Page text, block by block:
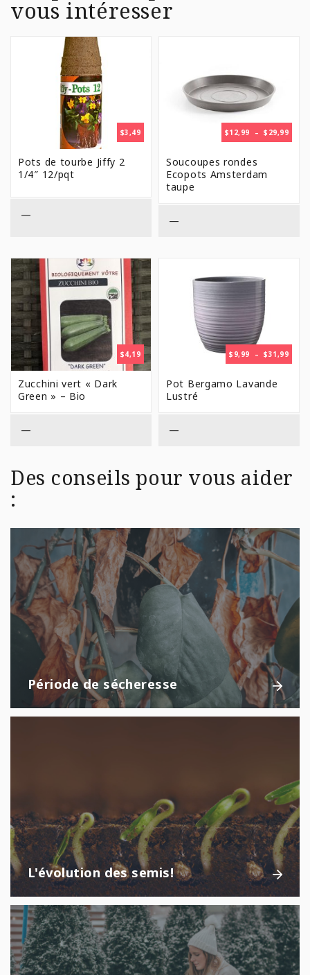
vous intéresser
$3,49
Pots de tourbe Jiffy 2
1/4″ 12/pqt
—
$12,99 – $ 29,99
DE
Soucoupes rondes
Ecopots Amsterdam
taupe
—
$4,19
Zucchini vert « Dark
Green » – Bio
—
$ 9,99 – $31,99
DE
Pot Bergamo Lavande
Lustré
—
Des conseils pour vous aider
:
Période de sécheresse
L'évolution des semis!